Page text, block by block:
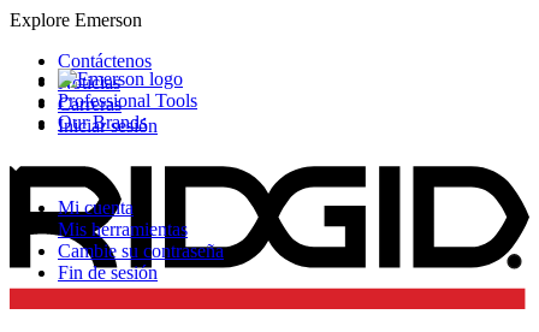
Explore Emerson
Professional Tools
Our Brands
Contáctenos
Noticias
Carreras
Iniciar sesión
Mi cuenta
Mis herramientas
Cambie su contraseña
Fin de sesión